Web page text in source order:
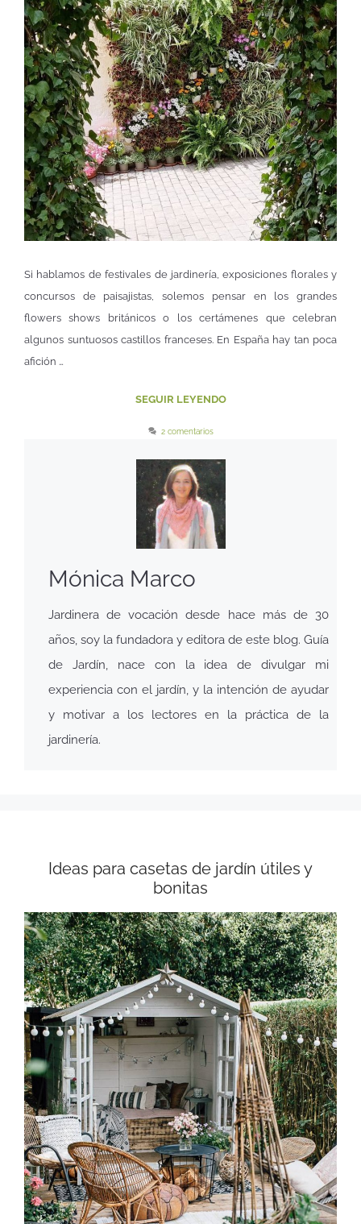
Si hablamos de festivales de jardinería, exposiciones florales y
concursos de paisajistas, solemos pensar en los grandes
flowers shows británicos o los certámenes que celebran
algunos suntuosos castillos franceses. En España hay tan poca
afición …
SEGUIR LEYENDO
2 comentarios
Mónica Marco
Jardinera de vocación desde hace más de 30
años, soy la fundadora y editora de este blog. Guía
de Jardín, nace con la idea de divulgar mi
experiencia con el jardín, y la intención de ayudar
y motivar a los lectores en la práctica de la
jardinería.
Ideas para casetas de jardín útiles y
bonitas